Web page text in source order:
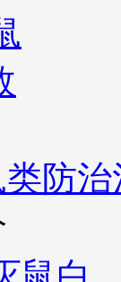
防